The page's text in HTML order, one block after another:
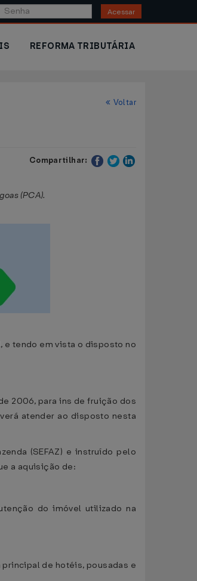
Acessar
REFORMA TRIBUTÁRIA
Voltar
Compartilhar:
(PCA).
e tendo em vista o disposto no
2006, para ins de fruição dos
atender ao disposto nesta
(SEFAZ) e instruído pelo
a aquisição de:
do imóvel utilizado na
de hotéis, pousadas e